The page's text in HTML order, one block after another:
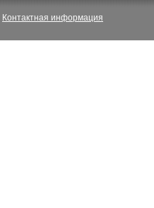
Контактная информация